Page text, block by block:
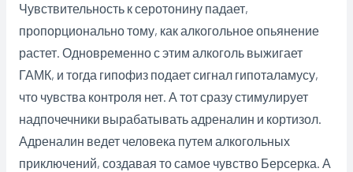
Чувствительность к серотонину падает,
пропорционально тому, как алкогольное опьянение
растет. Одновременно с этим алкоголь выжигает
ГАМК, и тогда гипофиз подает сигнал гипоталамусу,
что чувства контроля нет. А тот сразу стимулирует
надпочечники вырабатывать адреналин и кортизол.
Адреналин ведет человека путем алкогольных
приключений, создавая то самое чувство Берсерка. А